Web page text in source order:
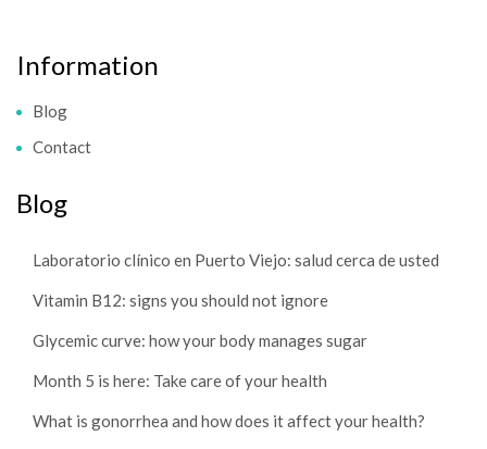
Information
Blog
Contact
Blog
Laboratorio clínico en Puerto Viejo: salud cerca de usted
Vitamin B12: signs you should not ignore
Glycemic curve: how your body manages sugar
Month 5 is here: Take care of your health
What is gonorrhea and how does it affect your health?